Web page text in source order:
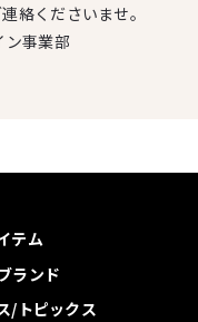
絡くださいませ。
事業部
テム
ランド
/トピックス